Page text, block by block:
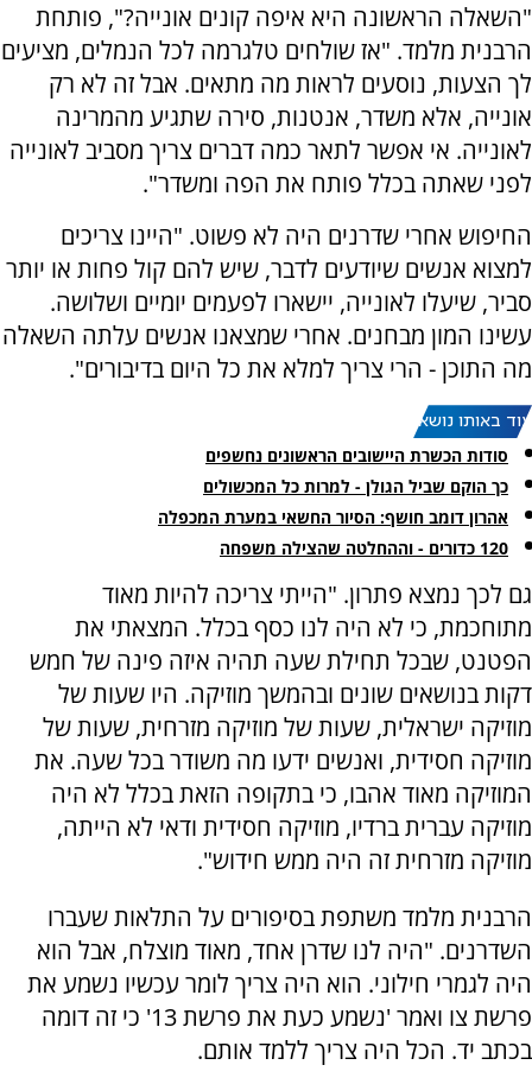
"השאלה הראשונה היא איפה קונים אונייה?", פותחת
הרבנית מלמד. "אז שולחים טלגרמה לכל הנמלים, מציעים
לך הצעות, נוסעים לראות מה מתאים. אבל זה לא רק
אונייה, אלא משדר, אנטנות, סירה שתגיע מהמרינה
לאונייה. אי אפשר לתאר כמה דברים צריך מסביב לאונייה
לפני שאתה בכלל פותח את הפה ומשדר".
החיפוש אחרי שדרנים היה לא פשוט. "היינו צריכים
למצוא אנשים שיודעים לדבר, שיש להם קול פחות או יותר
סביר, שיעלו לאונייה, יישארו לפעמים יומיים ושלושה.
עשינו המון מבחנים. אחרי שמצאנו אנשים עלתה השאלה
מה התוכן - הרי צריך למלא את כל היום בדיבורים".
עוד באותו נושא:
סודות הכשרת היישובים הראשונים נחשפים
כך הוקם שביל הגולן - למרות כל המכשולים
אהרון דומב חושף: הסיור החשאי במערת המכפלה
120 כדורים - וההחלטה שהצילה משפחה
גם לכך נמצא פתרון. "הייתי צריכה להיות מאוד
מתוחכמת, כי לא היה לנו כסף בכלל. המצאתי את
הפטנט, שבכל תחילת שעה תהיה איזה פינה של חמש
דקות בנושאים שונים ובהמשך מוזיקה. היו שעות של
מוזיקה ישראלית, שעות של מוזיקה מזרחית, שעות של
מוזיקה חסידית, ואנשים ידעו מה משודר בכל שעה. את
המוזיקה מאוד אהבו, כי בתקופה הזאת בכלל לא היה
מוזיקה עברית ברדיו, מוזיקה חסידית ודאי לא הייתה,
מוזיקה מזרחית זה היה ממש חידוש".
הרבנית מלמד משתפת בסיפורים על התלאות שעברו
השדרנים. "היה לנו שדרן אחד, מאוד מוצלח, אבל הוא
היה לגמרי חילוני. הוא היה צריך לומר עכשיו נשמע את
פרשת צו ואמר 'נשמע כעת את פרשת 13' כי זה דומה
בכתב יד. הכל היה צריך ללמד אותם.